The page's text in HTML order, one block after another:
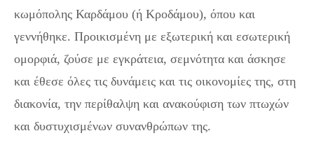
κωμόπολης Καρδάμου (ή Kροδάμου), όπου και
γεννήθηκε. Προικισμένη με εξωτερική και εσωτερική
ομορφιά, ζούσε με εγκράτεια, σεμνότητα και άσκησε
και έθεσε όλες τις δυνάμεις και τις οικονομίες της, στη
διακονία, την περίθαλψη και ανακούφιση των πτωχών
και δυστυχισμένων συνανθρώπων της.